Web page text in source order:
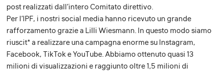
post realizzati dall’intero Comitato direttivo.
Per l’IPF, i nostri social media hanno ricevuto un grande
rafforzamento grazie a Lilli Wiesmann. In questo modo siamo
riuscit* a realizzare una campagna enorme su Instagram,
Facebook, TikTok e YouTube. Abbiamo ottenuto quasi 13
milioni di visualizzazioni e raggiunto oltre 1,5 milioni di